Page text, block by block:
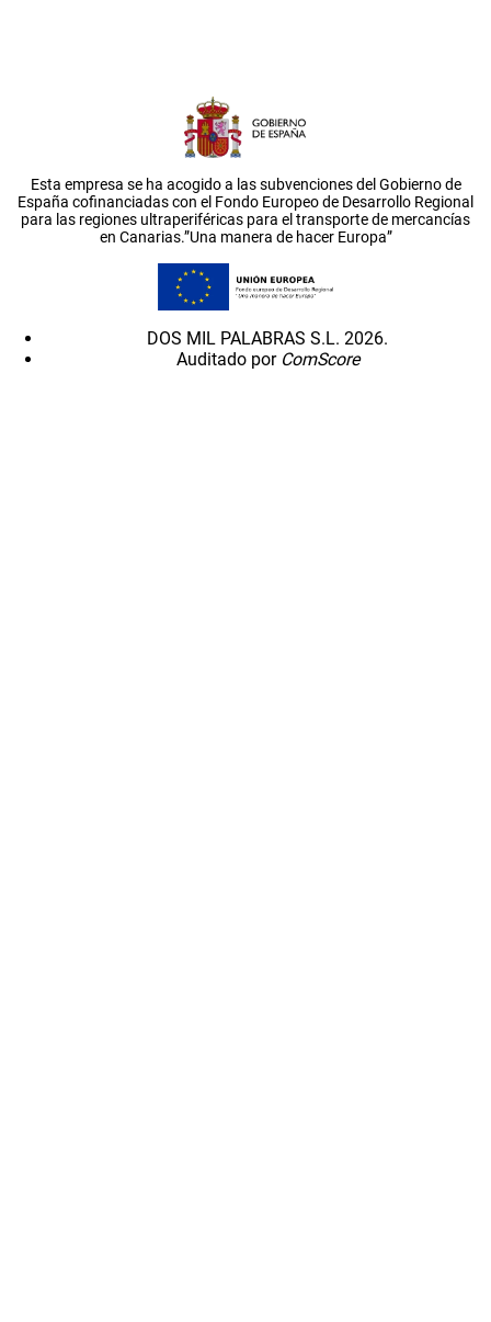
Esta empresa se ha acogido a las subvenciones del Gobierno de
España cofinanciadas con el Fondo Europeo de Desarrollo Regional
para las regiones ultraperiféricas para el transporte de mercancías
en Canarias.”Una manera de hacer Europa”
DOS MIL PALABRAS S.L. 2026.
Auditado por ComScore